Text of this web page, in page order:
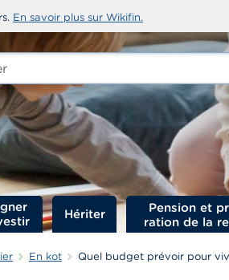
En savoir plus sur Wikifin.
Hériter
En kot Quel budget prévoir pour